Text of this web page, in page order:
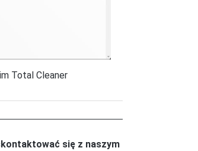
Total Cleaner
się z naszym